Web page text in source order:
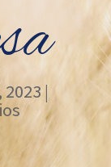
2023 |